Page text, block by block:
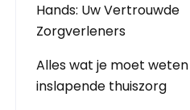
Hands: Uw Vertrouwde
Zorgverleners
Alles wat je moet
inslapende thuiszorg